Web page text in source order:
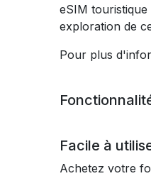
eSIM
exploration de
Pour plus
Facile à
Achetez votre